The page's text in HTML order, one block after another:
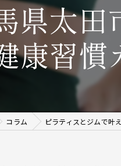
県太
康習慣
コラム ピラティスとジムで叶